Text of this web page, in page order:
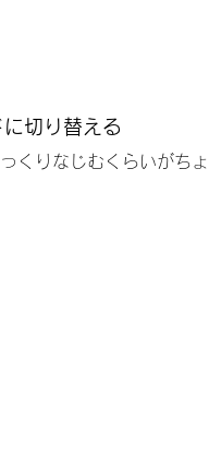
切り替える
くりなじむくらいがちょ